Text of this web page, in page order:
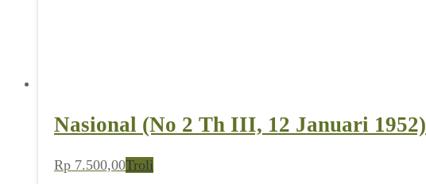
Nasional (No 2 Th III, 12 Januari 1952)
Rp 7.500,00Troli